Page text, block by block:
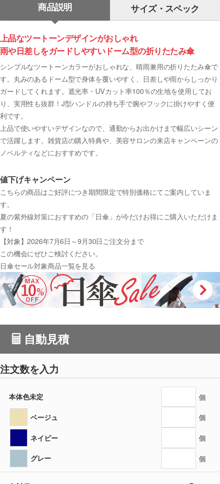
商品説明 サイズ・スペック
上品なツートーンデザインがおしゃれ
雨や日差しをガードしやすいドーム型の折りたたみ傘
シンプルなツートーンカラーがおしゃれな、晴雨兼用の折りたたみ傘で
す。丸みのあるドーム型で身体を覆いやすく、日差しや雨からしっかり
ガードしてくれます。遮光率・UVカット率100％の生地を使用してお
り、実用性も抜群！J型ハンドルの持ち手で腕やフックに掛けやすく便
利です。
上品で使いやすいデザインなので、通勤からお出かけまで幅広いシーン
で活躍します。雑貨店の購入特典や、美容サロンの来店キャンペーンの
ノベルティなどにおすすめです。
値下げキャンペーン
こちらの商品はご好評につき期間限定で特別価格にてご案内していま
す。
夏の紫外線対策におすすめの「日傘」が今だけお得にご購入いただけま
す！
【対象】2026年7月6日～9月30日ご注文分まで
この機会にぜひご検討ください。
日傘セール対象商品一覧を見る
自動見積
注文数を入力
本体色未定 個
ベージュ 個
ネイビー 個
グレー 個